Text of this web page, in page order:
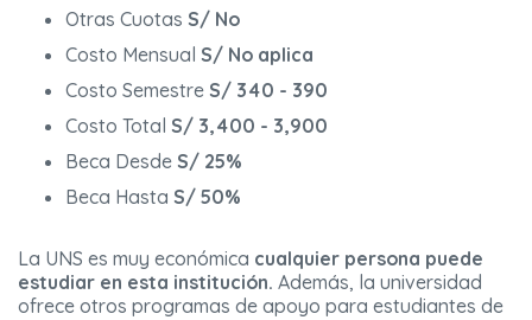
Otras Cuotas S/ No
Costo Mensual S/ No aplica
Costo Semestre S/ 340 - 390
Costo Total S/ 3,400 - 3,900
Beca Desde S/ 25%
Beca Hasta S/ 50%
La UNS es muy económica cualquier persona puede
estudiar en esta institución. Además, la universidad
ofrece otros programas de apoyo para estudiantes de